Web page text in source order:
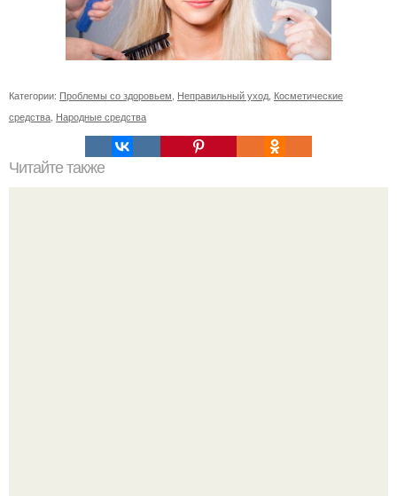
Категории: Проблемы со здоровьем Неправильный уход Косметические
средства Народные средства
Читайте также